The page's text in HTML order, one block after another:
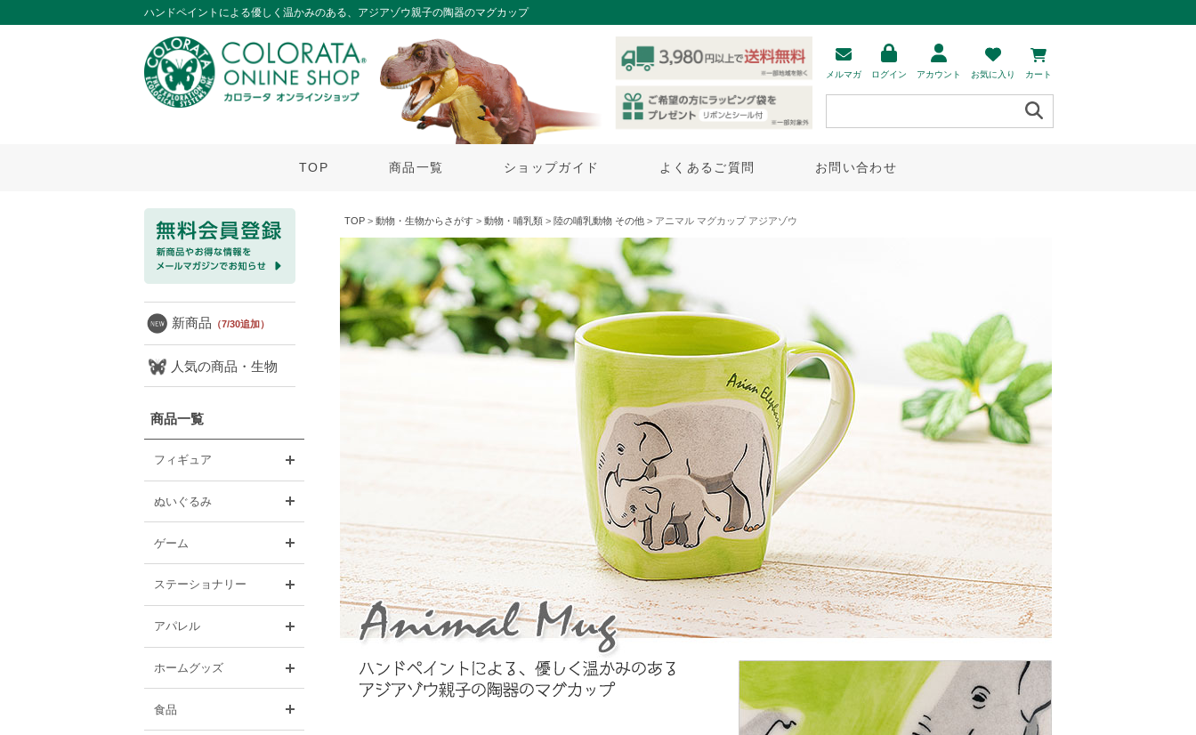
ハンドペイントによる優しく温かみのある、アジアゾウ親子の陶器のマグカップ
メルマガ ログイン アカウント お気に入り カート
TOP 商品一覧 ショップガイド よくあるご質問 お問い合わせ
新商品 （7/30追加）
人気の商品・生物
商品一覧
フィギュア
ぬいぐるみ
ゲーム
ステーショナリー
アパレル
ホームグッズ
食品
TOP > 動物・生物からさがす > 動物・哺乳類 > 陸の哺乳動物 その他 > アニマル マグカップ アジアゾウ